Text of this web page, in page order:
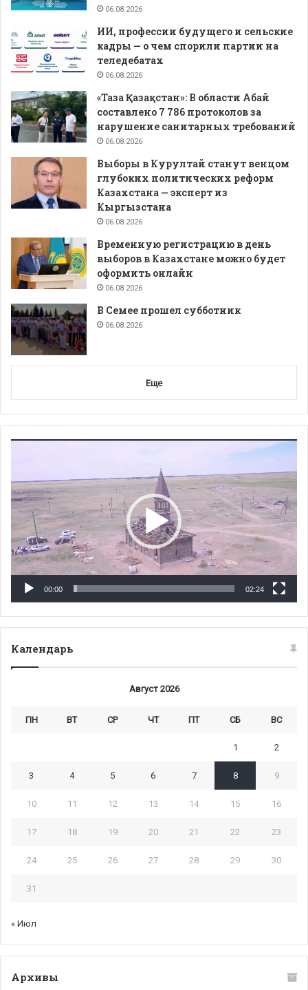
06.08.2026
ИИ, профессии будущего и сельские
кадры — о чем спорили партии на
теледебатах
06.08.2026
«Таза Қазақстан»: В области Абай
составлено 7 786 протоколов за
нарушение санитарных требований
06.08.2026
Выборы в Курултай станут венцом
глубоких политических реформ
Казахстана — эксперт из
Кыргызстана
06.08.2026
Временную регистрацию в день
выборов в Казахстане можно будет
оформить онлайн
06.08.2026
В Семее прошел субботник
06.08.2026
Еще
00:00 02:24
Календарь
Август 2026
ПН ВТ СР ЧТ ПТ СБ ВС
1 2
3 4 5 6 7 8 9
10 11 12 13 14 15 16
17 18 19 20 21 22 23
24 25 26 27 28 29 30
31
« Июл
Архивы